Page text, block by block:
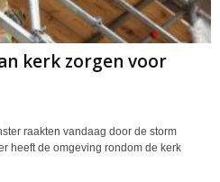
kerk zorgen voor
raakten vandaag door de storm
heeft de omgeving rondom de kerk